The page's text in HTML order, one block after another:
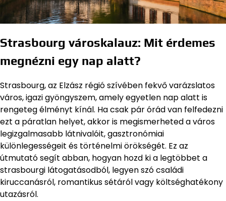
Strasbourg városkalauz: Mit érdemes
megnézni egy nap alatt?
Strasbourg, az Elzász régió szívében fekvő varázslatos
város, igazi gyöngyszem, amely egyetlen nap alatt is
rengeteg élményt kínál. Ha csak pár órád van felfedezni
ezt a páratlan helyet, akkor is megismerheted a város
legizgalmasabb látnivalóit, gasztronómiai
különlegességeit és történelmi örökségét. Ez az
útmutató segít abban, hogyan hozd ki a legtöbbet a
strasbourgi látogatásodból, legyen szó családi
kiruccanásról, romantikus sétáról vagy költséghatékony
utazásról.